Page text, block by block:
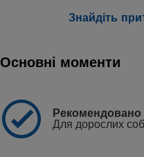
Знайдіть
Основні моменти
Рекомендовано
Для дорослих